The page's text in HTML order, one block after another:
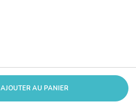
AJOUTER AU PANIER